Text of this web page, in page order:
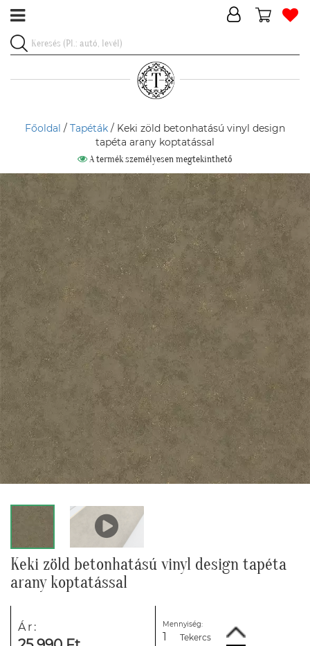
Főoldal / Tapéták / Keki zöld betonhatású vinyl design
tapéta arany koptatással
A termék személyesen megtekinthető
Keki zöld betonhatású vinyl design tapéta
arany koptatással
Ár: Mennyiség:
Tekercs